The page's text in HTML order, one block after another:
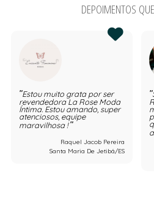
DEPOIMENTOS
Estou muito grata por ser
revendedora La Rose Moda
Íntima. Estou amando, super
atenciosos, equipe
maravilhosa !
Raquel Jacob Pereira
Santa Maria De Jetibá/ES